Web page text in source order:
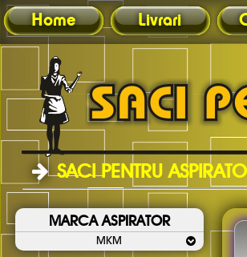
Home Livrari
SACI PENTRU
MARCA ASPIRATOR
MKM